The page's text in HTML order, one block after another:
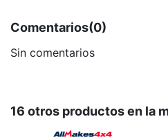
Comentarios(0)
Sin comentarios
16 otros productos en la